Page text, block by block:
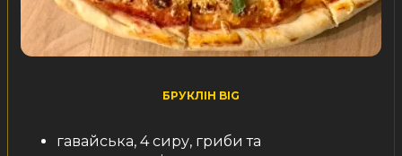
БРУКЛІН BIG
гавайська, 4 сиру, гриби та